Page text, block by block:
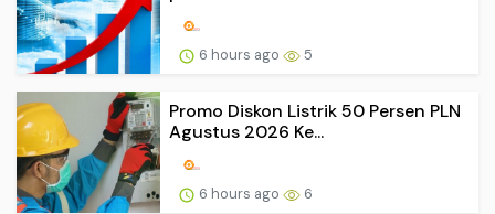
6 hours ago 5
Promo Diskon Listrik 50 Persen PLN
Agustus 2026 Ke...
6 hours ago 6